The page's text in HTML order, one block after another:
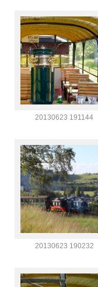
20130623 191144
20130623 190232